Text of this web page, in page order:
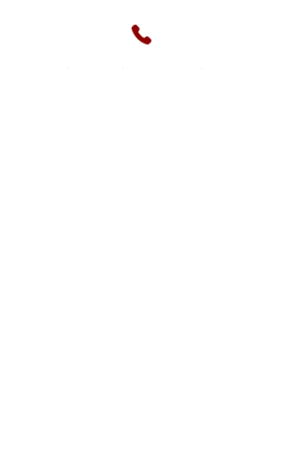
sistersdesetoiles@gmail.com